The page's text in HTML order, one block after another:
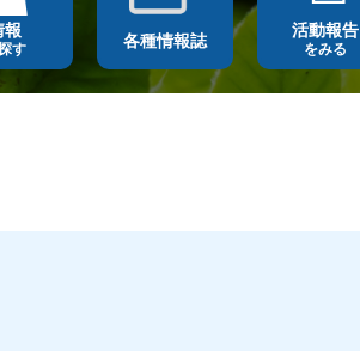
報
す 各種情報誌
活動報告
をみる